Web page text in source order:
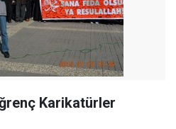
Karikatürler